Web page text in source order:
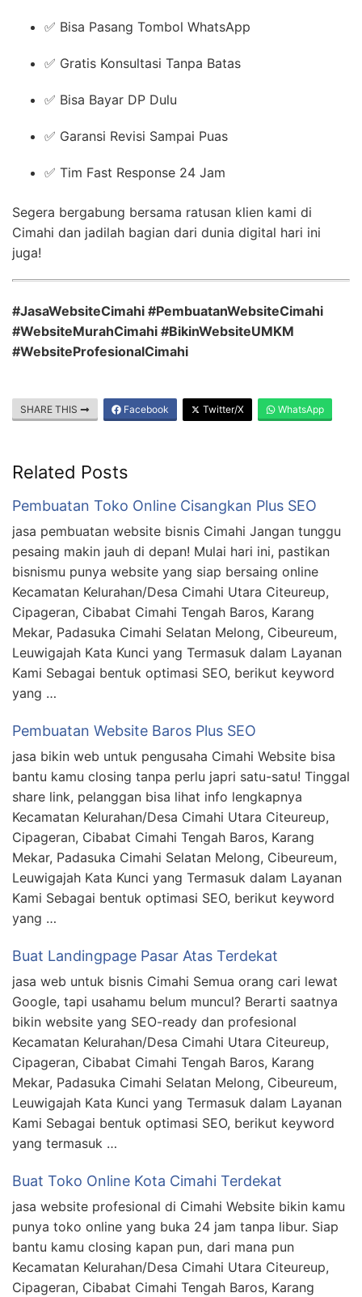
✅ Bisa Pasang Tombol WhatsApp
✅ Gratis Konsultasi Tanpa Batas
✅ Bisa Bayar DP Dulu
✅ Garansi Revisi Sampai Puas
✅ Tim Fast Response 24 Jam
Segera bergabung bersama ratusan klien kami di
Cimahi dan jadilah bagian dari dunia digital hari ini
juga!
#JasaWebsiteCimahi #PembuatanWebsiteCimahi
#WebsiteMurahCimahi #BikinWebsiteUMKM
#WebsiteProfesionalCimahi
SHARE THIS Facebook Twitter/X WhatsApp
Related Posts
Pembuatan Toko Online Cisangkan Plus SEO
jasa pembuatan website bisnis Cimahi Jangan tunggu
pesaing makin jauh di depan! Mulai hari ini, pastikan
bisnismu punya website yang siap bersaing online
Kecamatan Kelurahan/Desa Cimahi Utara Citeureup,
Cipageran, Cibabat Cimahi Tengah Baros, Karang
Mekar, Padasuka Cimahi Selatan Melong, Cibeureum,
Leuwigajah Kata Kunci yang Termasuk dalam Layanan
Kami Sebagai bentuk optimasi SEO, berikut keyword
yang …
Pembuatan Website Baros Plus SEO
jasa bikin web untuk pengusaha Cimahi Website bisa
bantu kamu closing tanpa perlu japri satu-satu! Tinggal
share link, pelanggan bisa lihat info lengkapnya
Kecamatan Kelurahan/Desa Cimahi Utara Citeureup,
Cipageran, Cibabat Cimahi Tengah Baros, Karang
Mekar, Padasuka Cimahi Selatan Melong, Cibeureum,
Leuwigajah Kata Kunci yang Termasuk dalam Layanan
Kami Sebagai bentuk optimasi SEO, berikut keyword
yang …
Buat Landingpage Pasar Atas Terdekat
jasa web untuk bisnis Cimahi Semua orang cari lewat
Google, tapi usahamu belum muncul? Berarti saatnya
bikin website yang SEO-ready dan profesional
Kecamatan Kelurahan/Desa Cimahi Utara Citeureup,
Cipageran, Cibabat Cimahi Tengah Baros, Karang
Mekar, Padasuka Cimahi Selatan Melong, Cibeureum,
Leuwigajah Kata Kunci yang Termasuk dalam Layanan
Kami Sebagai bentuk optimasi SEO, berikut keyword
yang termasuk …
Buat Toko Online Kota Cimahi Terdekat
jasa website profesional di Cimahi Website bikin kamu
punya toko online yang buka 24 jam tanpa libur. Siap
bantu kamu closing kapan pun, dari mana pun
Kecamatan Kelurahan/Desa Cimahi Utara Citeureup,
Cipageran, Cibabat Cimahi Tengah Baros, Karang